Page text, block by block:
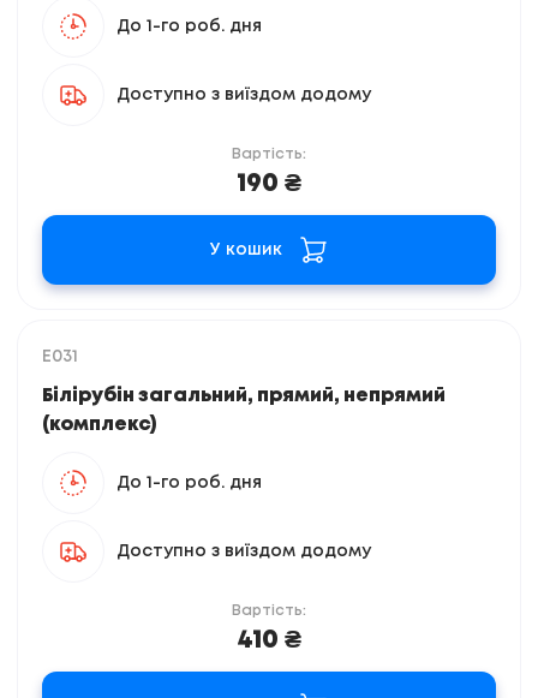
До 1-го роб. дня
Доступно з виїздом додому
Вартість:
190 ₴
У кошик
E031
Білірубін загальний, прямий, непрямий
(комплекс)
До 1-го роб. дня
Доступно з виїздом додому
Вартість:
410 ₴